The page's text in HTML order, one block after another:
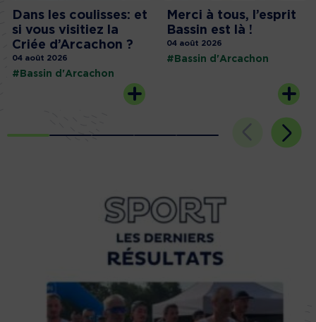
Dans les coulisses: et
si vous visitiez la
Criée d’Arcachon ?
04 août 2026
#Bassin d'Arcachon
Merci à tous, l’esprit
Bassin est là !
04 août 2026
#Bassin d'Arcachon